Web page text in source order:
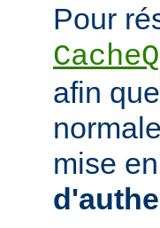
Pour
afin
mise